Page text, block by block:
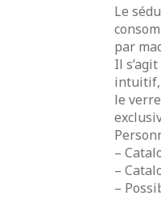
Le
par
Il
intuitif,
le
–
–
–